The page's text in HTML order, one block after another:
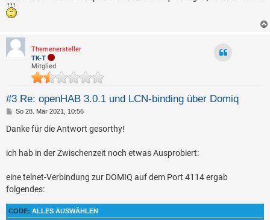
Themenersteller
TK-T
Mitglied
#3 Re: openHAB 3.0.1 und LCN-binding über Domiq
B
i
t
a
g
So 28. Mär 2021, 10:56
Danke für die Antwort gesorthy!
ich hab in der Zwischenzeit noch etwas Ausprobiert:
eine telnet-Verbindung zur DOMIQ auf dem Port 4114 ergab
folgendes:
CODE: ALLES AUSWÄHLEN